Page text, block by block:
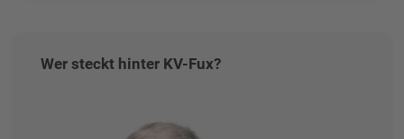
Wer steckt hinter KV-Fux?